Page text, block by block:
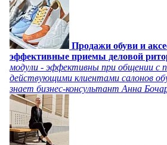
Продажи обуви и
эффективные приемы деловой
модули - эффективны при общении с
действующими клиентами салонов
знает бизнес-консультант Анна